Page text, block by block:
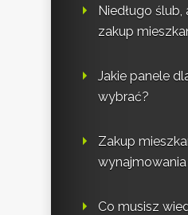
Niedługo ślub,
zakup
Jakie panele
wybrać?
Zakup
wynajmowania
Co musisz